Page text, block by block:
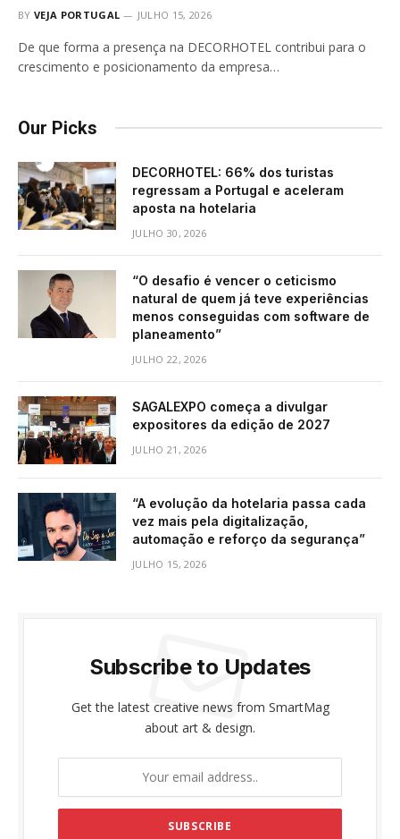
BY VEJA PORTUGAL JULHO 15, 2026
De que forma a presença na DECORHOTEL contribui para o
crescimento e posicionamento da empresa…
Our Picks
DECORHOTEL: 66% dos turistas
regressam a Portugal e aceleram
aposta na hotelaria
JULHO 30, 2026
“O desafio é vencer o ceticismo
natural de quem já teve experiências
menos conseguidas com software de
planeamento”
JULHO 22, 2026
SAGALEXPO começa a divulgar
expositores da edição de 2027
JULHO 21, 2026
“A evolução da hotelaria passa cada
vez mais pela digitalização,
automação e reforço da segurança”
JULHO 15, 2026
Subscribe to Updates
Get the latest creative news from SmartMag
about art & design.